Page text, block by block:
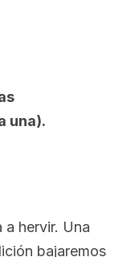
una).
a hervir. Una
bajaremos